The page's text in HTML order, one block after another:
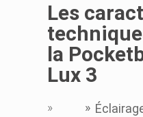
Les
la
Lux 3